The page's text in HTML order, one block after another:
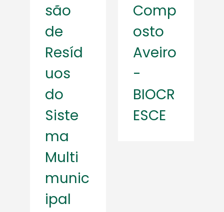
são
de
Resíd
uos
do
Siste
ma
Multi
munic
ipal
Comp
osto
Aveiro
-
BIOCR
ESCE